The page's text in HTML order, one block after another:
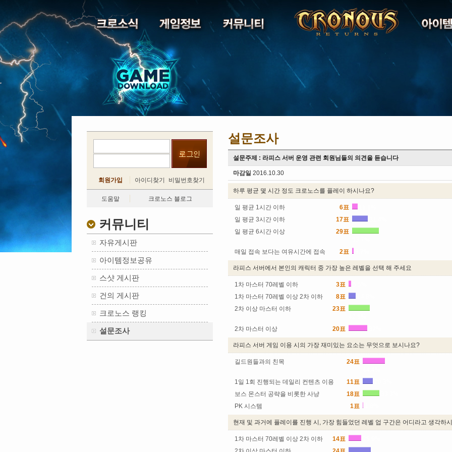
회원가입 아이디찾기 비밀번호찾기
도움말 크로노스 블로그
커뮤니티
자유게시판
아이템정보공유
스샷 게시판
건의 게시판
크로노스 랭킹
설문조사
설문조사
설문주제 : 라피스 서버 운영 관련 회원님들의 의견을 듣습니다
마감일 2016.10.30
하루 평균 몇 시간 정도 크로노스를 플레이 하시나요?
일 평균 1시간 이하 6표
일 평균 3시간 이하
17표
일 평균 6시간 이상
29표
매일 접속 보다는 여유시간에 접속
2표
라피스 서버에서 본인의 캐릭터 중 가장 높은 레벨을 선택 해 주세요
1차 마스터 70레벨 이하 3표
1차 마스터 70레벨 이상 2차 이하
8표
2차 이상 마스터 이하
23표
2차 마스터 이상
20표
라피스 서버 게임 이용 시의 가장 재미있는 요소는 무엇으로 보시나요?
길드원들과의 친목
24표
1일 1회 진행되는 데일리 컨텐츠 이용
11표
보스 몬스터 공략을 비롯한 사냥
18표
PK 시스템
1표
현재 및 과거에 플레이를 진행 시, 가장 힘들었던 레벨 업 구간은 어디라고 생각하
1차 마스터 70레벨 이상 2차 이하 14표